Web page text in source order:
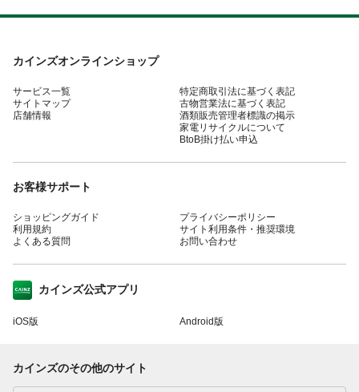
カインズオンラインショップ
サービス一覧
サイトマップ
店舗情報
特定商取引法に基づく表記
古物営業法に基づく表記
酒類販売管理者標識の掲示
家電リサイクルについて
BtoB掛け払い申込
お客様サポート
ショッピングガイド
利用規約
よくある質問
プライバシーポリシー
サイト利用条件・推奨環境
お問い合わせ
カインズ公式アプリ
iOS版 Android版
カインズのその他のサイト